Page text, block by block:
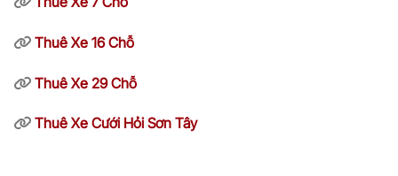
Thuê Xe 16 Chỗ
Thuê Xe 29 Chỗ
Thuê Xe Cưới Hỏi Sơn Tây